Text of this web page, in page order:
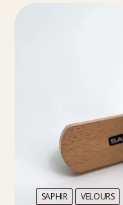
SAPHIR VELOURS